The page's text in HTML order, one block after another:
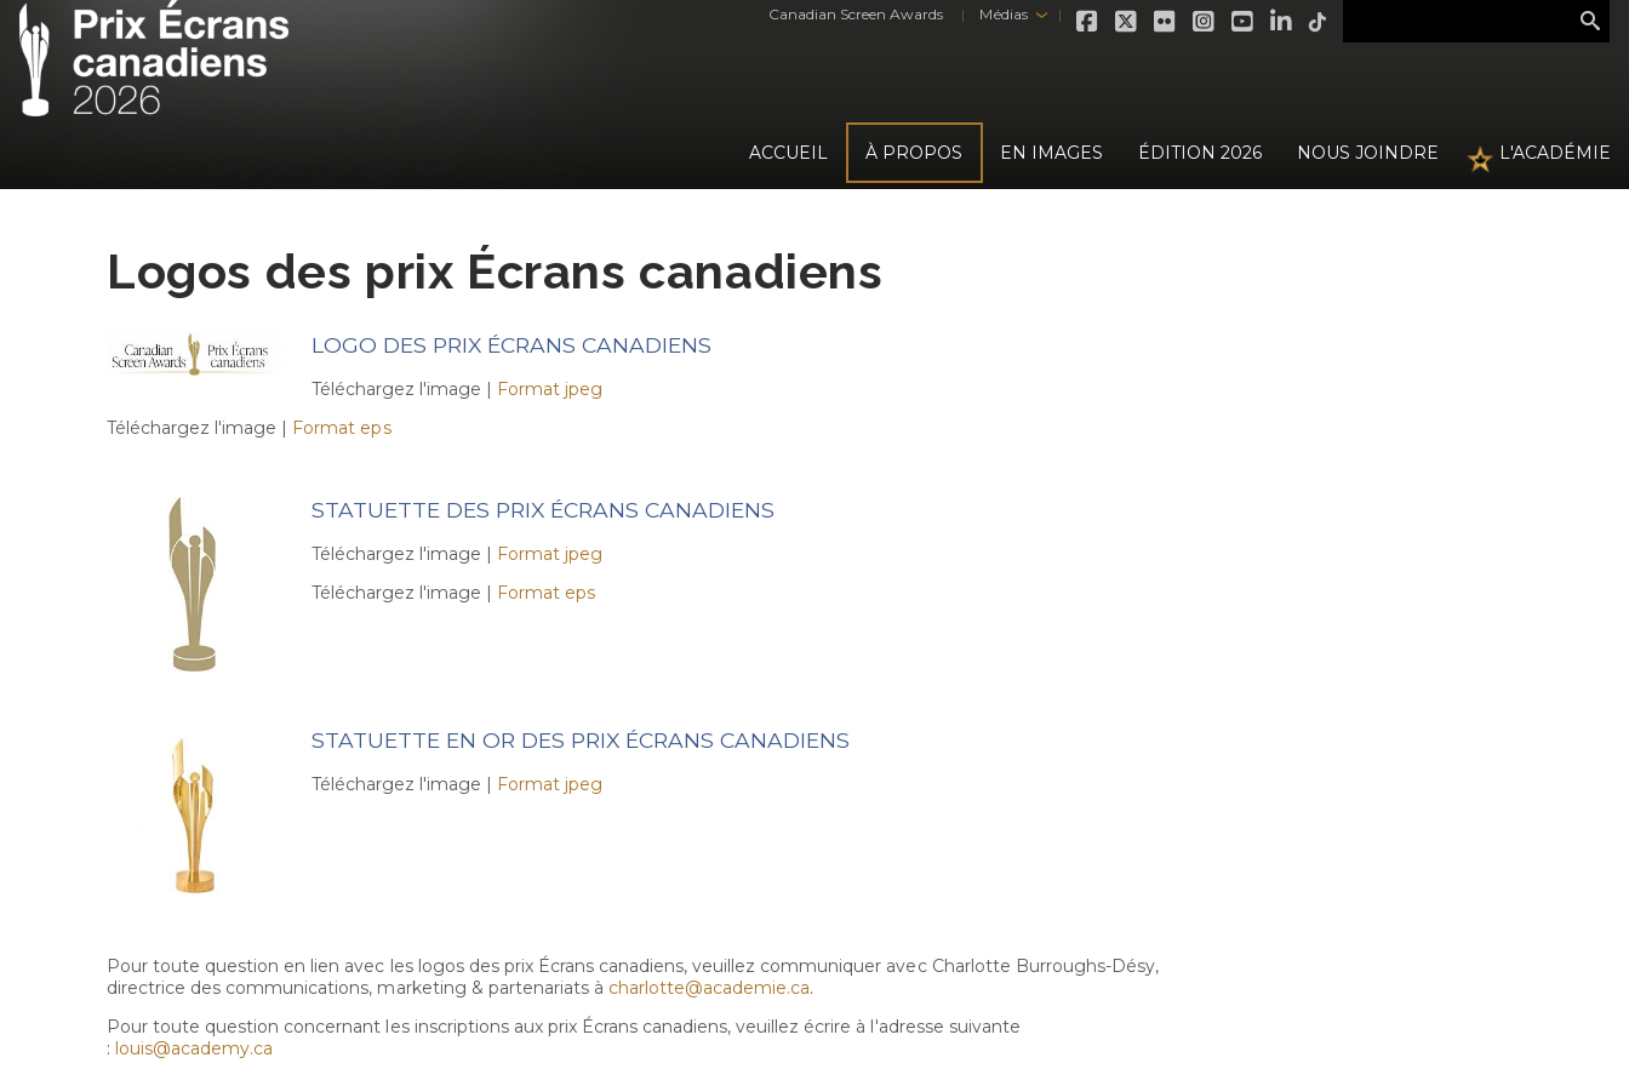
ACCUEIL À PROPOS EN IMAGES ÉDITION 2026 NOUS JOINDRE L'ACADÉMIE
Canadian Screen Awards Médias›
Logos des prix Écrans canadiens
LOGO DES PRIX ÉCRANS CANADIENS
Téléchargez l'image | Format jpeg
Téléchargez l'image | Format eps
STATUETTE DES PRIX ÉCRANS CANADIENS
Téléchargez l'image | Format jpeg
Téléchargez l'image | Format eps
STATUETTE EN OR DES PRIX ÉCRANS CANADIENS
Téléchargez l'image | Format jpeg
Pour toute question en lien avec les logos des prix Écrans canadiens, veuillez communiquer avec Charlotte Burroughs-Désy,
directrice des communications, marketing & partenariats à charlotte@academie.ca.
Pour toute question concernant les inscriptions aux prix Écrans canadiens, veuillez écrire à l'adresse suivante
: louis@academy.ca